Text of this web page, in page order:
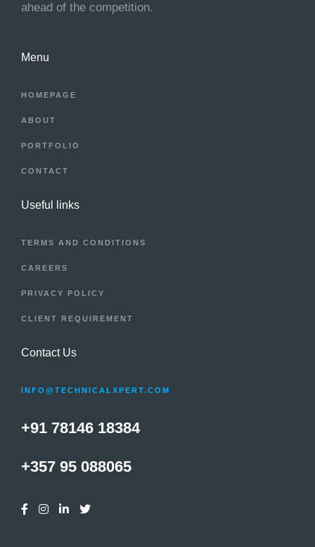
ahead of the competition.
Menu
HOMEPAGE
ABOUT
PORTFOLIO
CONTACT
Useful links
TERMS AND CONDITIONS
CAREERS
PRIVACY POLICY
CLIENT REQUIREMENT
Contact Us
INFO@TECHNICALXPERT.COM
+91 78146 18384
+357 95 088065